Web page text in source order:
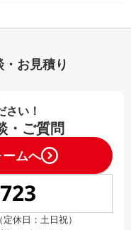
お見積り
さい！
・ご質問
ムへ
休日：土日祝）